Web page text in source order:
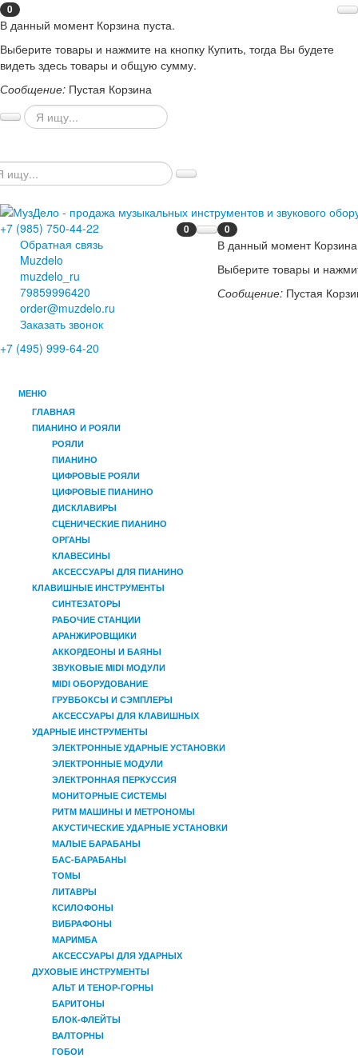
0
В данный момент Корзина пуста.
Выберите товары и нажмите на кнопку Купить, тогда Вы будете
видеть здесь товары и общую сумму.
Сообщение: Пустая Корзина
+7 (985) 750-44-22
Обратная связь
Muzdelo
muzdelo_ru
79859996420
order@muzdelo.ru
Заказать звонок
+7 (495) 999-64-20
0
В данный момент Корзина
Выберите товары и
Сообщение: Пустая
0
МЕНЮ
ГЛАВНАЯ
ПИАНИНО И РОЯЛИ
РОЯЛИ
ПИАНИНО
ЦИФРОВЫЕ РОЯЛИ
ЦИФРОВЫЕ ПИАНИНО
ДИСКЛАВИРЫ
СЦЕНИЧЕСКИЕ ПИАНИНО
ОРГАНЫ
КЛАВЕСИНЫ
АКСЕССУАРЫ ДЛЯ ПИАНИНО
КЛАВИШНЫЕ ИНСТРУМЕНТЫ
СИНТЕЗАТОРЫ
РАБОЧИЕ СТАНЦИИ
АРАНЖИРОВЩИКИ
АККОРДЕОНЫ И БАЯНЫ
ЗВУКОВЫЕ MIDI МОДУЛИ
MIDI ОБОРУДОВАНИЕ
ГРУВБОКСЫ И СЭМПЛЕРЫ
АКСЕССУАРЫ ДЛЯ КЛАВИШНЫХ
УДАРНЫЕ ИНСТРУМЕНТЫ
ЭЛЕКТРОННЫЕ УДАРНЫЕ УСТАНОВКИ
ЭЛЕКТРОННЫЕ МОДУЛИ
ЭЛЕКТРОННАЯ ПЕРКУССИЯ
МОНИТОРНЫЕ СИСТЕМЫ
РИТМ МАШИНЫ И МЕТРОНОМЫ
АКУСТИЧЕСКИЕ УДАРНЫЕ УСТАНОВКИ
МАЛЫЕ БАРАБАНЫ
БАС-БАРАБАНЫ
ТОМЫ
ЛИТАВРЫ
КСИЛОФОНЫ
ВИБРАФОНЫ
МАРИМБА
АКСЕССУАРЫ ДЛЯ УДАРНЫХ
ДУХОВЫЕ ИНСТРУМЕНТЫ
АЛЬТ И ТЕНОР-ГОРНЫ
БАРИТОНЫ
БЛОК-ФЛЕЙТЫ
ВАЛТОРНЫ
ГОБОИ